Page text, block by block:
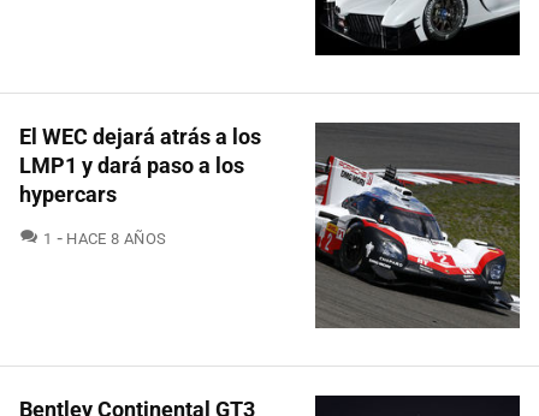
El WEC dejará atrás a los
LMP1 y dará paso a los
hypercars
1 COMENTARIOS
HACE 8 AÑOS
Bentley Continental GT3